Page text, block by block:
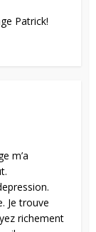
Patrick!
m’a
Je trouve
richement